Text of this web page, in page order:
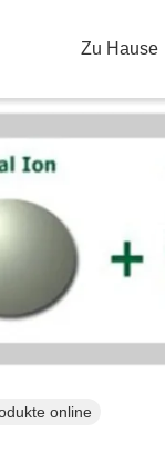
Zu Hause
online